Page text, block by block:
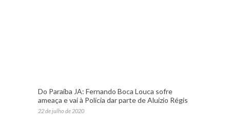
Do Paraíba JA: Fernando Boca Louca sofre
ameaça e vai à Polícia dar parte de Aluizio Régis
22 de julho de 2020